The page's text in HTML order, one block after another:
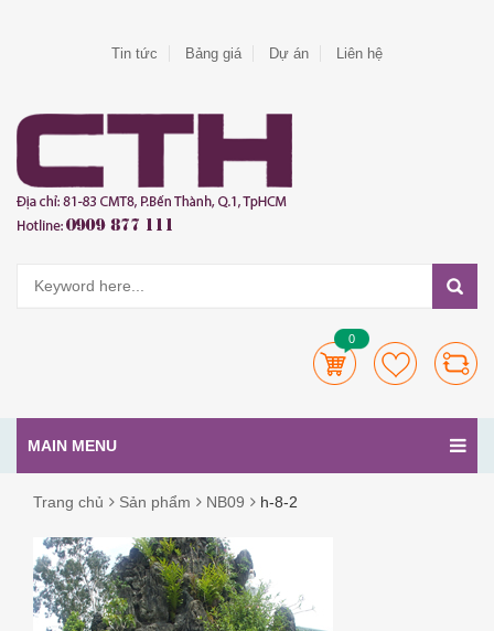
Tin tức Bảng giá Dự án Liên hệ
0
MAIN MENU
Trang chủ Sản phẩm NB09 h-8-2
H-
8-